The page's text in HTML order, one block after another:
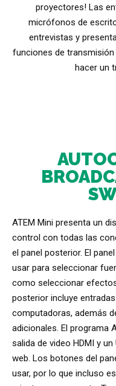
proyectores! Las
micrófonos de
entrevistas y
funciones de
hacer un
ATEM Mini presenta un
control con todas las
el panel posterior. El
usar para seleccionar
como seleccionar
posterior incluye
computadoras, además
adicionales. El programa
salida de video HDMI y
web. Los botones del
usar, por lo que incluso